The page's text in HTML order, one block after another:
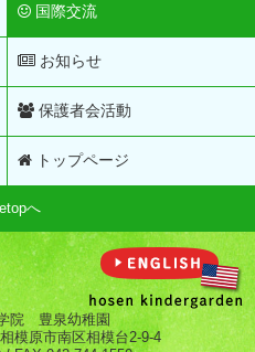
国際交流
お知らせ
保護者会活動
トップページ
へ
院 豊泉幼稚園
模原市南区相模台2-9-4